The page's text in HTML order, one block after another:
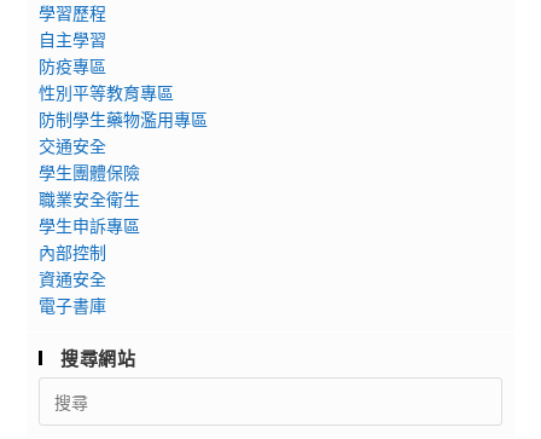
上
申
學
校
畫」
學習歷程
自主學習
防疫專區
性別平等教育專區
防制學生藥物濫用專區
交通安全
學生團體保險
職業安全衛生
學生申訴專區
內部控制
資通安全
電子書庫
搜尋網站
Search
for: